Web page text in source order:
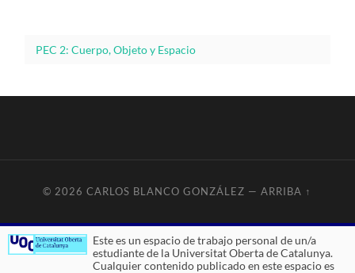
PEC 2: Cuerpo, Objeto y Espacio
© 2026CARLOS BLANCO GONZÁLEZ —ARRIBA ↑
Este es un espacio de trabajo personal de un/a
estudiante de la Universitat Oberta de Catalunya.
Cualquier contenido publicado en este espacio es